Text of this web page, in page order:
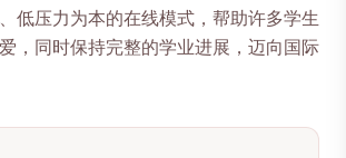
低压力为本的在线模式，帮助许多学生
，同时保持完整的学业进展，迈向国际